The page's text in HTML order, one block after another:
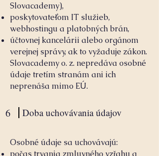
Slovacademy),
poskytovateľom IT služieb,
webhostingu a platobných brán,
účtovnej kancelárii alebo orgánom
verejnej správy, ak to vyžaduje zákon.
Slovacademy o. z. nepredáva osobné
údaje tretím stranám ani ich
neprenáša mimo EÚ.
6 Doba uchovávania údajov
Osobné údaje sa uchovávajú:
počas trvania zmluvného vzťahu a